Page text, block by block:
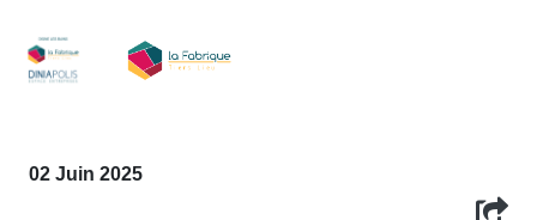
02 Juin 2025